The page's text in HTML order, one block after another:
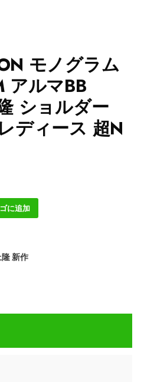
モノグラム
アルマBB
ショルダー
ディース 超N
に追加
新作